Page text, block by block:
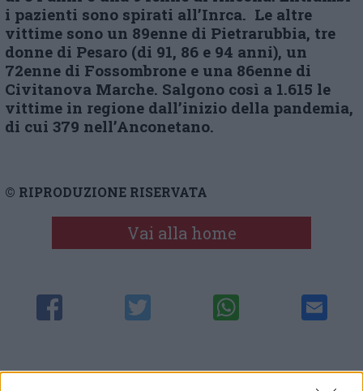
i pazienti sono spirati all’Inrca. Le altre
vittime sono un 89enne di Pietrarubbia, tre
donne di Pesaro (di 91, 86 e 94 anni), un
72enne di Fossombrone e una 86enne di
Civitanova Marche. Salgono così a 1.615 le
vittime in regione dall’inizio della pandemia,
di cui 379 nell’Anconetano.
© RIPRODUZIONE RISERVATA
Vai alla home